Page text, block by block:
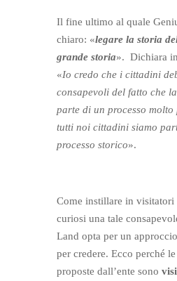
Il fine ultimo al quale
chiaro: «legare la storia
grande storia». Dichiara
«Io credo che i cittadini
consapevoli del fatto che
parte di un processo
tutti noi cittadini siamo
processo storico».
Come instillare in visitatori
curiosi una tale
Land opta per un
per credere. Ecco perché
proposte dall’ente sono